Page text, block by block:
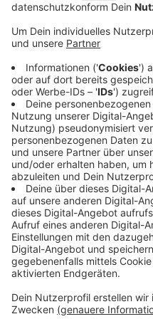
Anzeige
Das hat die
demnach immer noch
Krankenstand. In den
Mitarbeiter schon fleißig
viele seien aber auch
nicht genügend
einzuhalten, so die
Angaben ist sie aber im
Unternehmen, um sich
auszuleihen. Sie hat
Krefeld Hauptbahnhof
mehr Menschen
Anzeige